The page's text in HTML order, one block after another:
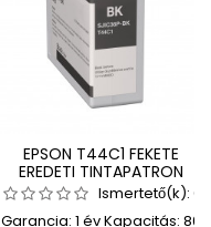
EPSON T44C1 FEKETE
EREDETI TINTAPATRON
Ismertető(k): 0
Garancia: 1 év Kapacitás: 80